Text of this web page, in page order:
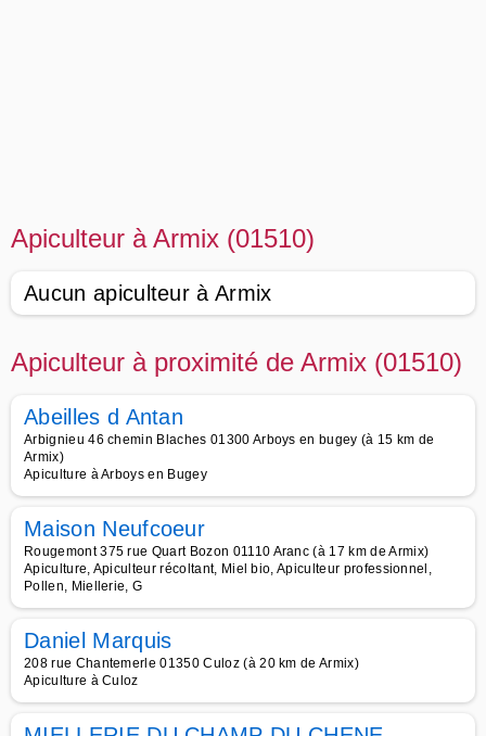
Apiculteur à Armix (01510)
Aucun apiculteur à Armix
Apiculteur à proximité de Armix (01510)
Abeilles d Antan
Arbignieu 46 chemin Blaches 01300 Arboys en bugey (à 15 km de
Armix)
Apiculture à Arboys en Bugey
Maison Neufcoeur
Rougemont 375 rue Quart Bozon 01110 Aranc (à 17 km de Armix)
Apiculture, Apiculteur récoltant, Miel bio, Apiculteur professionnel,
Pollen, Miellerie, G
Daniel Marquis
208 rue Chantemerle 01350 Culoz (à 20 km de Armix)
Apiculture à Culoz